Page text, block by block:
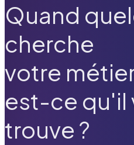
Quand
cherche
votre
est-ce qu'il
trouve ?